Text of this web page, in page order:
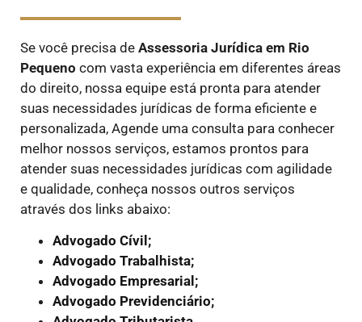
Se você precisa de Assessoria Jurídica em Rio
Pequeno com vasta experiência em diferentes áreas
do direito, nossa equipe está pronta para atender
suas necessidades jurídicas de forma eficiente e
personalizada, Agende uma consulta para conhecer
melhor nossos serviços, estamos prontos para
atender suas necessidades jurídicas com agilidade
e qualidade, conheça nossos outros serviços
através dos links abaixo:
Advogado Cívil;
Advogado Trabalhista;
Advogado Empresarial;
Advogado Previdenciário;